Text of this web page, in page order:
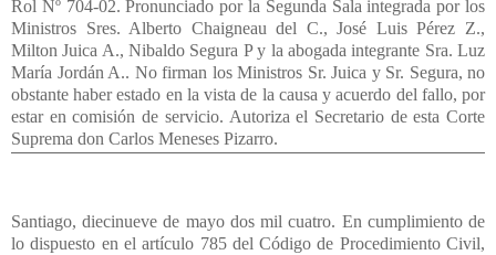
Santiago, diecinueve de mayo dos mil cuatro. En cumplimiento de
lo dispuesto en el artículo 785 del Código de Procedimiento Civil,